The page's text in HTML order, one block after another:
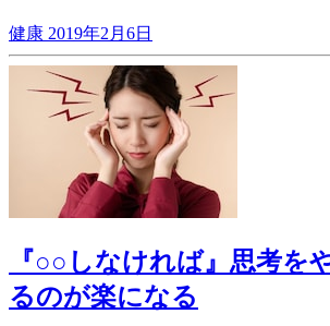
健康 2019年2月6日
『○○しなければ』思考を
るのが楽になる